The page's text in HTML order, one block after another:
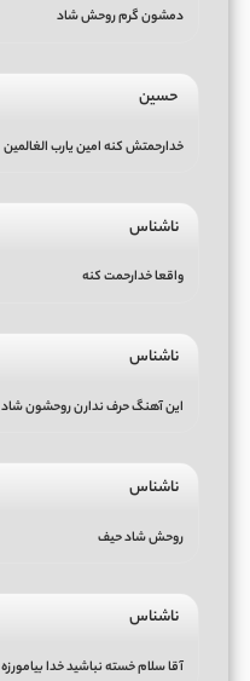
دمشون گرم روحش شاد
حسین
خدارحمتش کنه امین یارب الغالمین
ناشناس
واقعا خدارحمت کنه
ناشناس
این آهنگ حرف ندارن روحشون شاد
ناشناس
روحش شاد حیف
ناشناس
آقا سلام خسته نباشید خدا بیامورزه